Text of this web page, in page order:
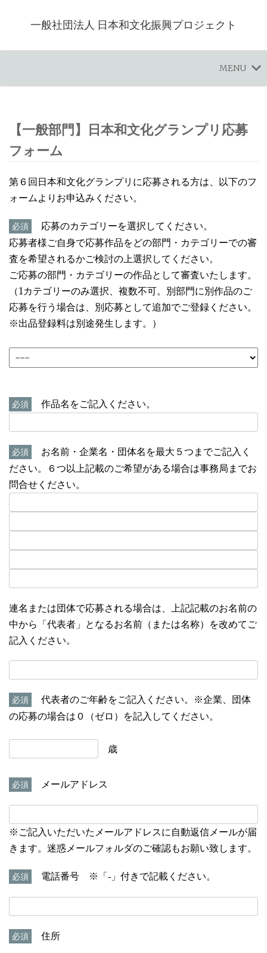
一般社団法人 日本和文化振興プロジェクト
MENU
【一般部門】日本和文化グランプリ応募
フォーム
第６回日本和文化グランプリに応募される方は、以下のフ
ォームよりお申込みください。
必須
応募のカテゴリーを選択してください。
応募者様ご自身で応募作品をどの部門・カテゴリーでの審
査を希望されるかご検討の上選択してください。
ご応募の部門・カテゴリーの作品として審査いたします。
（1カテゴリーのみ選択、複数不可。別部門に別作品のご
応募を行う場合は、別応募として追加でご登録ください。
※出品登録料は別途発生します。）
必須 作品名をご記入ください。
必須
お名前・企業名・団体名を最大５つまでご記入く
ださい。６つ以上記載のご希望がある場合は事務局までお
問合せください。
連名または団体で応募される場合は、上記記載のお名前の
中から「代表者」となるお名前（または名称）を改めてご
記入ください。
必須
代表者のご年齢をご記入ください。※企業、団体
の応募の場合は０（ゼロ）を記入してください。
歳
必須 メールアドレス
※ご記入いただいたメールアドレスに自動返信メールが届
きます。迷惑メールフォルダのご確認もお願い致します。
必須 電話番号 ※「‐」付きで記載ください。
必須 住所